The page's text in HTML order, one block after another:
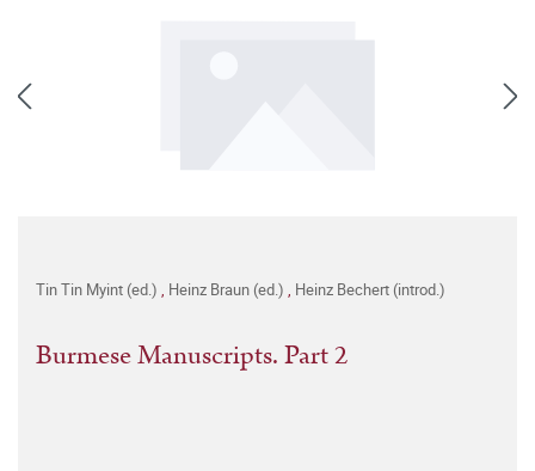
Tin Tin Myint (ed.) , Heinz Braun (ed.) , Heinz Bechert (introd.)
Burmese Manuscripts. Part 2